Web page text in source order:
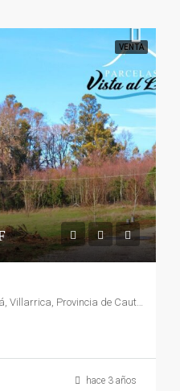
VENTA
Camino Villarrica-Pucón, Pucará, Villarrica, Provincia de Cautín, Región de la Araucanía, 4930611, Chile
hace 3 años